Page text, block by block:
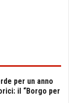
per un anno
il “Borgo per